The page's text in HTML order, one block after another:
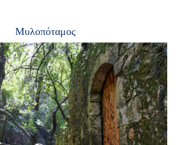
Μυλοπόταμος